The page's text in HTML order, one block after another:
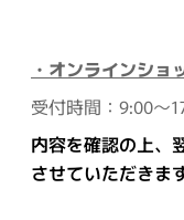
・オンラインショ
受付時間：9:00～
内容を確認の上、
させていただきま